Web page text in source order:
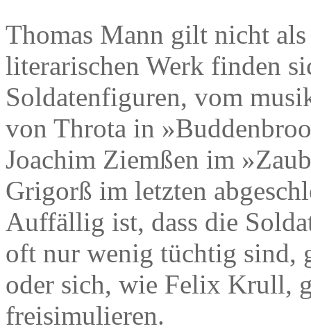
Thomas Mann gilt nicht
literarischen Werk finden
Soldatenfiguren, vom
von Throta in
Joachim Ziemßen im
Grigorß im letzten
Auffällig ist, dass die
oft nur wenig tüchtig sind,
oder sich, wie Felix Krull,
freisimulieren.